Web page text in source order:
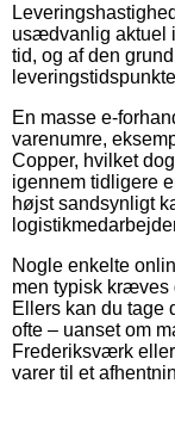
usædvanlig aktuel
tid, og af den
En masse e-
varenumre,
Copper, hvilket
igennem tidligere
højst sandsynligt
Nogle enkelte
men typisk kræves
Ellers kan du tage
ofte – uanset om
Frederiksværk
varer til et